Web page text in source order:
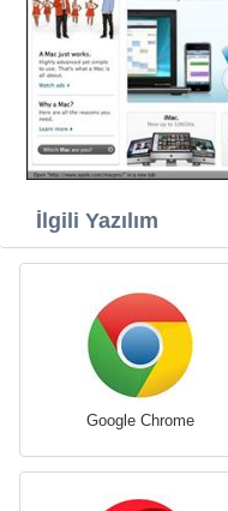
İlgili Yazılım
Google Chrome